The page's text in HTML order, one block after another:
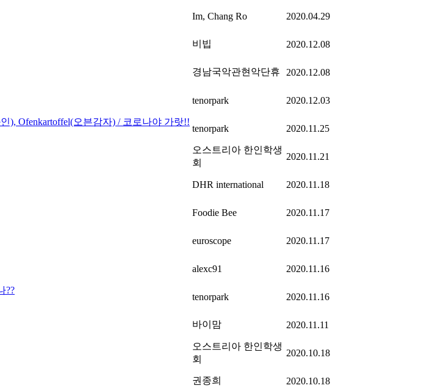
Im, Chang Ro 2020.04.29
비빕 2020.12.08
경남국악관현악단휴 2020.12.08
tenorpark 2020.12.03
), Ofenkartoffel(오븐감자) / 코로나야 가랏!!
tenorpark 2020.11.25
오스트리아 한인학생
회
2020.11.21
DHR international 2020.11.18
Foodie Bee 2020.11.17
euroscope 2020.11.17
alexc91 2020.11.16
??
tenorpark 2020.11.16
바이맘 2020.11.11
오스트리아 한인학생
회
2020.10.18
권종희 2020.10.18